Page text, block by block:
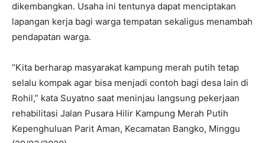
dikembangkan. Usaha ini tentunya dapat menciptakan
lapangan kerja bagi warga tempatan sekaligus menambah
pendapatan warga.
“Kita berharap masyarakat kampung merah putih tetap
selalu kompak agar bisa menjadi contoh bagi desa lain di
Rohil,” kata Suyatno saat meninjau langsung pekerjaan
rehabilitasi Jalan Pusara Hilir Kampung Merah Putih
Kepenghuluan Parit Aman, Kecamatan Bangko, Minggu